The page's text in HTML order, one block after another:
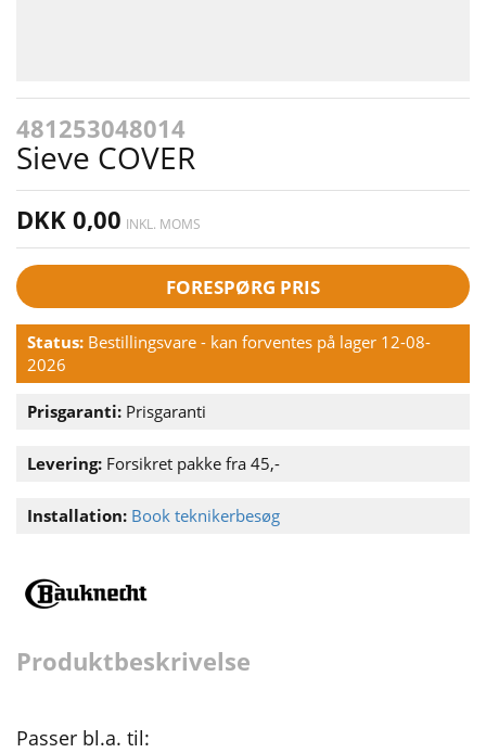
481253048014
Sieve COVER
DKK 0,00 INKL. MOMS
FORESPØRG PRIS
Status: Bestillingsvare - kan forventes på lager 12-08-
2026
Prisgaranti: Prisgaranti
Levering: Forsikret pakke fra 45,-
Installation: Book teknikerbesøg
Produktbeskrivelse
Passer bl.a. til: